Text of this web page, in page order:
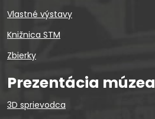
Vlastné výstavy
Knižnica STM
Zbierky
Prezentácia múzea
3D sprievodca